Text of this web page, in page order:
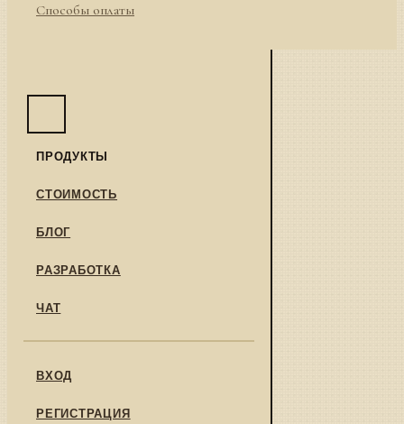
Способы оплаты
ПРОДУКТЫ
СТОИМОСТЬ
БЛОГ
РАЗРАБОТКА
ЧАТ
ВХОД
РЕГИСТРАЦИЯ